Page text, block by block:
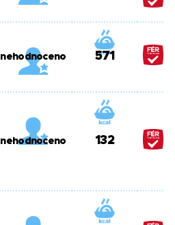
nehodnoceno 571
nehodnoceno 132